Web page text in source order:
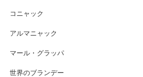
コニャック
アルマニャック
マール・グラッパ
世界のブランデー